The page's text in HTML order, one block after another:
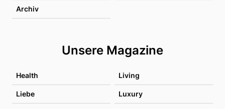
Archiv
Unsere Magazine
Health Living
Liebe Luxury